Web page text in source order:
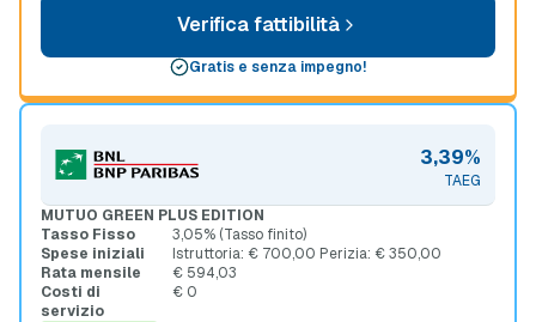
Verifica fattibilità
Gratis e senza impegno!
3,39%
TAEG
MUTUO GREEN PLUS EDITION
Tasso Fisso
3,05% (Tasso finito)
Spese iniziali
Istruttoria: € 700,00 Perizia: € 350,00
Rata mensile
€ 594,03
Costi di
servizio
€ 0